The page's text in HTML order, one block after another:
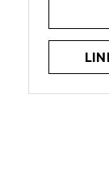
納品事例